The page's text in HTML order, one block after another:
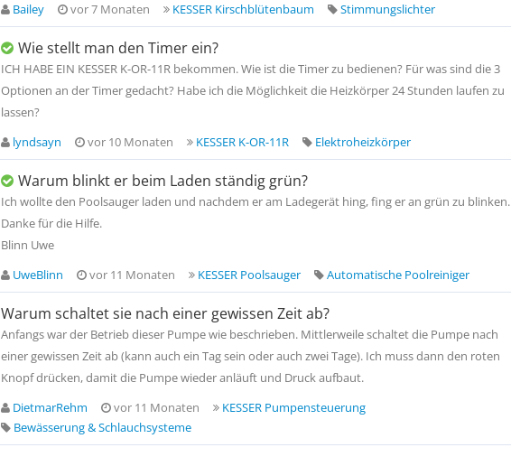
Bailey
vor 7 Monaten KESSER Kirschblütenbaum Stimmungslichter
Wie stellt man den Timer ein?
ICH HABE EIN KESSER K-OR-11R bekommen. Wie ist die Timer zu bedienen? Für was sind die 3
Optionen an der Timer gedacht? Habe ich die Möglichkeit die Heizkörper 24 Stunden laufen zu
lassen?
lyndsayn
vor 10 Monaten KESSER K-OR-11R Elektroheizkörper
Warum blinkt er beim Laden ständig grün?
Ich wollte den Poolsauger laden und nachdem er am Ladegerät hing, fing er an grün zu blinken.
Danke für die Hilfe.
Blinn Uwe
UweBlinn
vor 11 Monaten KESSER Poolsauger Automatische Poolreiniger
Warum schaltet sie nach einer gewissen Zeit ab?
Anfangs war der Betrieb dieser Pumpe wie beschrieben. Mittlerweile schaltet die Pumpe nach
einer gewissen Zeit ab (kann auch ein Tag sein oder auch zwei Tage). Ich muss dann den roten
Knopf drücken, damit die Pumpe wieder anläuft und Druck aufbaut.
DietmarRehm
vor 11 Monaten
KESSER Pumpensteuerung
Bewässerung & Schlauchsysteme